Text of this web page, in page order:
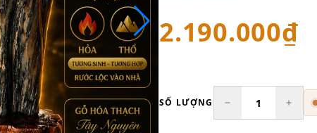
2.190.000₫
SỐ LƯỢNG